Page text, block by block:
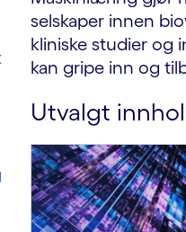
selskaper innen
kliniske studier og
kan gripe inn og
Utvalgt